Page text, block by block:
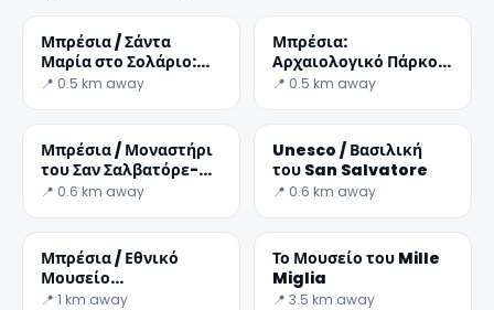
Μπρέσια / Σάντα
Μαρία στο Σολάριο:
Lipsanoteca
📍 0.5 km away
Μπρέσια:
Αρχαιολογικό Πάρκο
Brixia romana
📍 0.5 km away
Μπρέσια / Μοναστήρι
του Σαν Σαλβατόρε-
Σάντα Τζούλια
📍 0.6 km away
Unesco / Βασιλική
του San Salvatore
📍 0.6 km away
Μπρέσια / Εθνικό
Μουσείο
Φωτογραφίας ΚΑΒ.
📍 1 km away
Το Μουσείο του Mille
Miglia
📍 3.5 km away